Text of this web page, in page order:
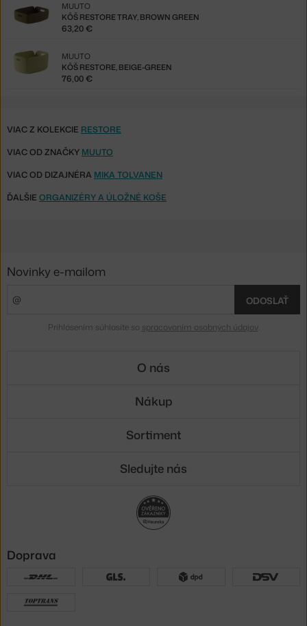
KÔŠ RESTORE TRAY, BROWN GREEN
MUUTO
63,20 €
KÔŠ RESTORE, BEIGE-GREEN
MUUTO
76,00 €
VIAC Z KOLEKCIE RESTORE
VIAC OD ZNAČKY MUUTO
VIAC OD DIZAJNÉRA MIKA TOLVANEN
ĎALŠIE ORGANIZÉRY A ÚLOŽNÉ KOŠE
Novinky e-mailom
ODOSLAŤ
Prihlásením súhlasíte so spracovaním osobných údajov.
O nás
Nákup
Sortiment
Sledujte nás
Doprava